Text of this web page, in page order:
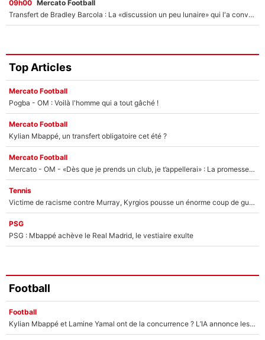
09h00 Mercato Football
Transfert de Bradley Barcola : La «discussion un peu lunaire» qui l'a convaincu de quitter le PSG, son entourage est pointé du doigt
Top Articles
Mercato Football
Pogba - OM : Voilà l'homme qui a tout gâché !
Mercato Football
Kylian Mbappé, un transfert obligatoire cet été ?
Mercato Football
Mercato - OM - «Dès que je prends un club, je t’appellerai» : La promesse de Marcelino au moment de claquer la porte
Tennis
Victime de racisme contre Murray, Kyrgios pousse un énorme coup de gueule !
PSG
PSG : Mbappé achève le Real Madrid, le vestiaire exulte
Football
Football
Kylian Mbappé et Lamine Yamal ont de la concurrence ? L’IA annonce les 5 joueurs qui vont dominer le football dans les années à venir !